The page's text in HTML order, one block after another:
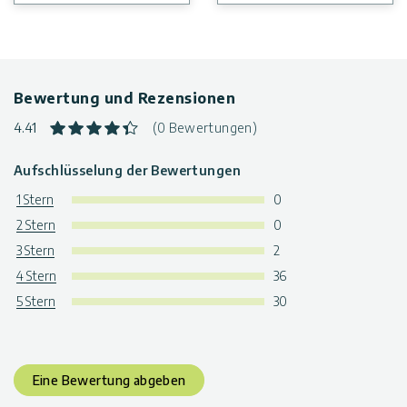
Pflanzenaufhänger, Spalierbausatz und
Tropfbewässerungssatz sind separat erhältlich.
Bewertung und Rezensionen
4.41 (0 Bewertungen)
Aufschlüsselung der Bewertungen
1 Stern
0
2 Stern
0
3 Stern
2
4 Stern
36
5 Stern
30
Eine Bewertung abgeben